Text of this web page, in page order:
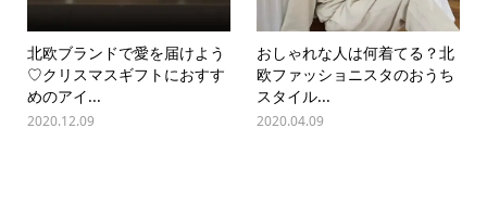
北欧ブランドで愛を届けよう
♡クリスマスギフトにおすす
めのアイ...
2020.12.09
おしゃれな人は何着てる？北
欧ファッショニスタのおうち
スタイル...
2020.04.09